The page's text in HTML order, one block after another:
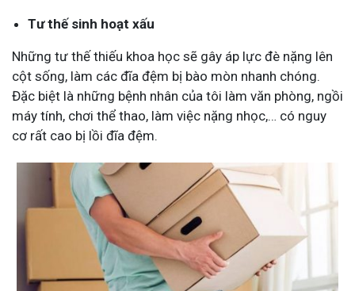
Tư thế sinh hoạt xấu
Những tư thế thiếu khoa học sẽ gây áp lực đè nặng lên
cột sống, làm các đĩa đệm bị bào mòn nhanh chóng.
Đặc biệt là những bệnh nhân của tôi làm văn phòng, ngồi
máy tính, chơi thể thao, làm việc nặng nhọc,… có nguy
cơ rất cao bị lồi đĩa đệm.